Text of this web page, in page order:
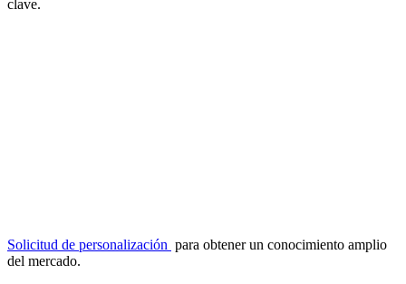
clave.
Solicitud de personalización para obtener un conocimiento amplio
del mercado.